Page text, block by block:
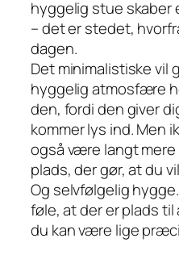
hyggelig stue skaber
– det er stedet,
dagen.
Det minimalistiske vil
hyggelig atmosfære
den, fordi den giver
kommer lys ind. Men
også være langt
plads, der gør, at du
Og selvfølgelig
føle, at der er plads
du kan være lige